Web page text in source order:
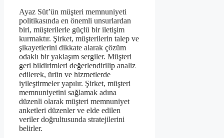
Ayaz Süt’ün müşteri memnuniyeti
politikasında en önemli unsurlardan
biri, müşterilerle güçlü bir iletişim
kurmaktır. Şirket, müşterilerin talep ve
şikayetlerini dikkate alarak çözüm
odaklı bir yaklaşım sergiler. Müşteri
geri bildirimleri değerlendirilip analiz
edilerek, ürün ve hizmetlerde
iyileştirmeler yapılır. Şirket, müşteri
memnuniyetini sağlamak adına
düzenli olarak müşteri memnuniyet
anketleri düzenler ve elde edilen
veriler doğrultusunda stratejilerini
belirler.